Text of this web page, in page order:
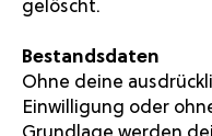
gelöscht.
Bestandsdaten
Ohne deine
Einwilligung oder